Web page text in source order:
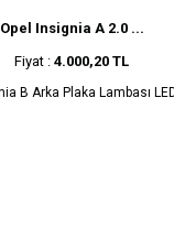
Opel Insignia A 2.0 ...
Fiyat : 4.000,20 TL